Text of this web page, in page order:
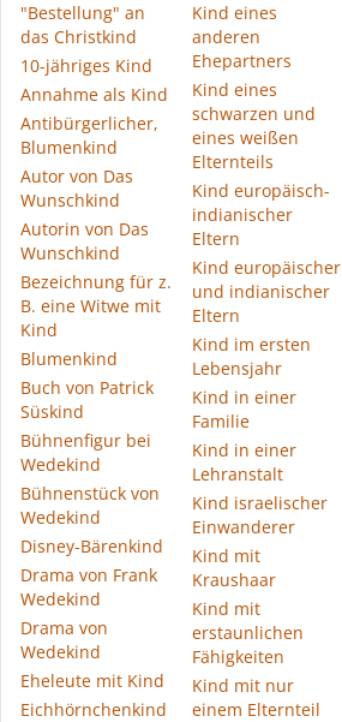
"Bestellung" an
das Christkind
10-jähriges Kind
Annahme als Kind
Antibürgerlicher,
Blumenkind
Autor von Das
Wunschkind
Autorin von Das
Wunschkind
Bezeichnung für z.
B. eine Witwe mit
Kind
Blumenkind
Buch von Patrick
Süskind
Bühnenfigur bei
Wedekind
Bühnenstück von
Wedekind
Disney-Bärenkind
Drama von Frank
Wedekind
Drama von
Wedekind
Eheleute mit Kind
Eichhörnchenkind
Kind eines
anderen
Ehepartners
Kind eines
schwarzen und
eines weißen
Elternteils
Kind europäisch-
indianischer
Eltern
Kind europäischer
und indianischer
Eltern
Kind im ersten
Lebensjahr
Kind in einer
Familie
Kind in einer
Lehranstalt
Kind israelischer
Einwanderer
Kind mit
Kraushaar
Kind mit
erstaunlichen
Fähigkeiten
Kind mit nur
einem Elternteil